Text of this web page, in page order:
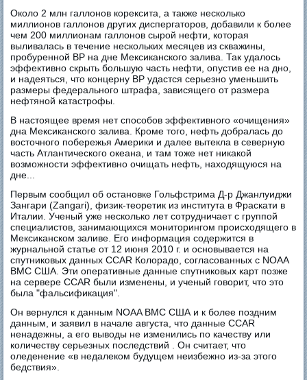
Около 2 млн галлонов корексита, а также несколько
миллионов галлонов других диспергаторов, добавили к более
чем 200 миллионам галлонов сырой нефти, которая
выливалась в течение нескольких месяцев из скважины,
пробуренной BP на дне Мексиканского залива. Так удалось
эффективно скрыть большую часть нефти, опустив ее на дно,
и надеяться, что концерну ВР удастся серьезно уменьшить
размеры федерального штрафа, зависящего от размера
нефтяной катастрофы.
В настоящее время нет способов эффективного «очищения»
дна Мексиканского залива. Кроме того, нефть добралась до
восточного побережья Америки и далее вытекла в северную
часть Атлантического океана, и там тоже нет никакой
возможности эффективно очищать нефть, находящуюся на
дне...
Первым сообщил об остановке Гольфстрима Д-р Джанлуиджи
Зангари (Zangari), физик-теоретик из института в Фраскати в
Италии. Ученый уже несколько лет сотрудничает с группой
специалистов, занимающихся мониторингом происходящего в
Мексиканском заливе. Его информация содержится в
журнальной статье от 12 июня 2010 г. и основывается на
спутниковых данных CCAR Колорадо, согласованных с NOAA
ВМС США. Эти оперативные данные спутниковых карт позже
на сервере CCAR были изменены, и ученый говорит, что это
была "фальсификация".
Он вернулся к данным NOAA ВМС США и к более поздним
данным, и заявил в начале августа, что данные CCAR
ненадежны, а его выводы не изменились по качеству или
количеству серьезных последствий . Он считает, что
оледенение «в недалеком будущем неизбежно из-за этого
бедствия».